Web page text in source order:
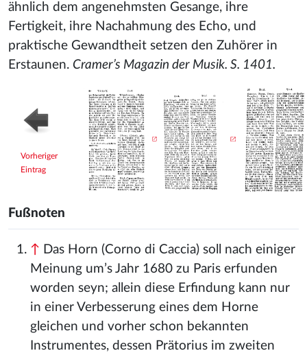
ähnlich dem angenehmsten Gesange, ihre
Fertigkeit, ihre Nachahmung des Echo, und
praktische Gewandtheit setzen den Zuhörer in
Erstaunen. Cramer’s Magazin der Musik. S. 1401.
Vorheriger
Eintrag
Fußnoten
↑ Das Horn (Corno di Caccia) soll nach einiger
Meinung um’s Jahr 1680 zu Paris erfunden
worden seyn; allein diese Erfindung kann nur
in einer Verbesserung eines dem Horne
gleichen und vorher schon bekannten
Instrumentes, dessen Prätorius im zweiten